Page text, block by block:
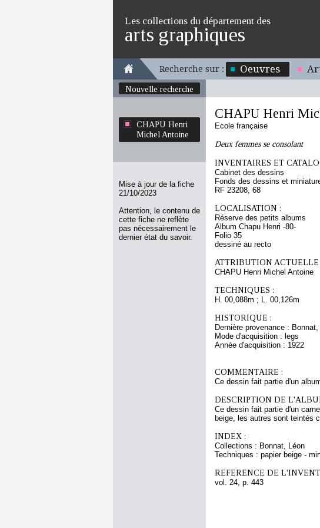
Les collections du département des
arts graphiques
Recherche sur : Oeuvres
Nouvelle recherche
CHAPU Henri
Michel Antoine
Mise à jour de la fiche
21/10/2023
Attention, le contenu de
cette fiche ne reflète
pas nécessairement le
dernier état du savoir.
CHAPU Henri
Ecole française
Deux femmes se consolant
INVENTAIRES ET
Cabinet des dessins
Fonds des dessins et
RF 23208, 68
LOCALISATION :
Réserve des petits albums
Album Chapu Henri -80-
Folio 35
dessiné au recto
ATTRIBUTION ACTUELLE
CHAPU Henri Michel Antoine
TECHNIQUES :
H. 00,088m ; L. 00,126m
HISTORIQUE :
Dernière provenance : Bonnat,
Mode d'acquisition : legs
Année d'acquisition : 1922
COMMENTAIRE :
Ce dessin fait partie d'un
DESCRIPTION DE
Ce dessin fait partie d'un
beige, les autres sont teintés
INDEX :
Collections : Bonnat, Léon
Techniques : papier beige -
REFERENCE DE
vol. 24, p. 443